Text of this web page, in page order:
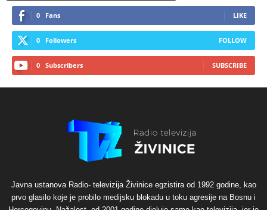
0 Fans LIKE
0 Followers FOLLOW
0 Subscribers SUBSCRIBE
Javna ustanova Radio- televizija Živinice egzistira od 1992 godine, kao
prvo glasilo koje je probilo medijsku blokadu u toku agresije na Bosnu i